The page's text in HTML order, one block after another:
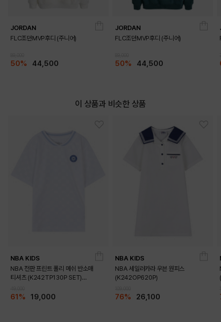
DETAILS
JORDAN
FLC조던MVP후디 (주니어)
50% 44,500
JORDAN
FLC조던MVP후디 (주니어)
50% 44,500
이 상품과 비슷한 상품
NBA KIDS
NBA 전판 프린트 폴리 메쉬 반소매
티셔츠 (K242TP130P SET)
61% 19,000
NBA KIDS
NBA 세일러카라 우븐 원피스
(K242OP620P)
76% 26,100